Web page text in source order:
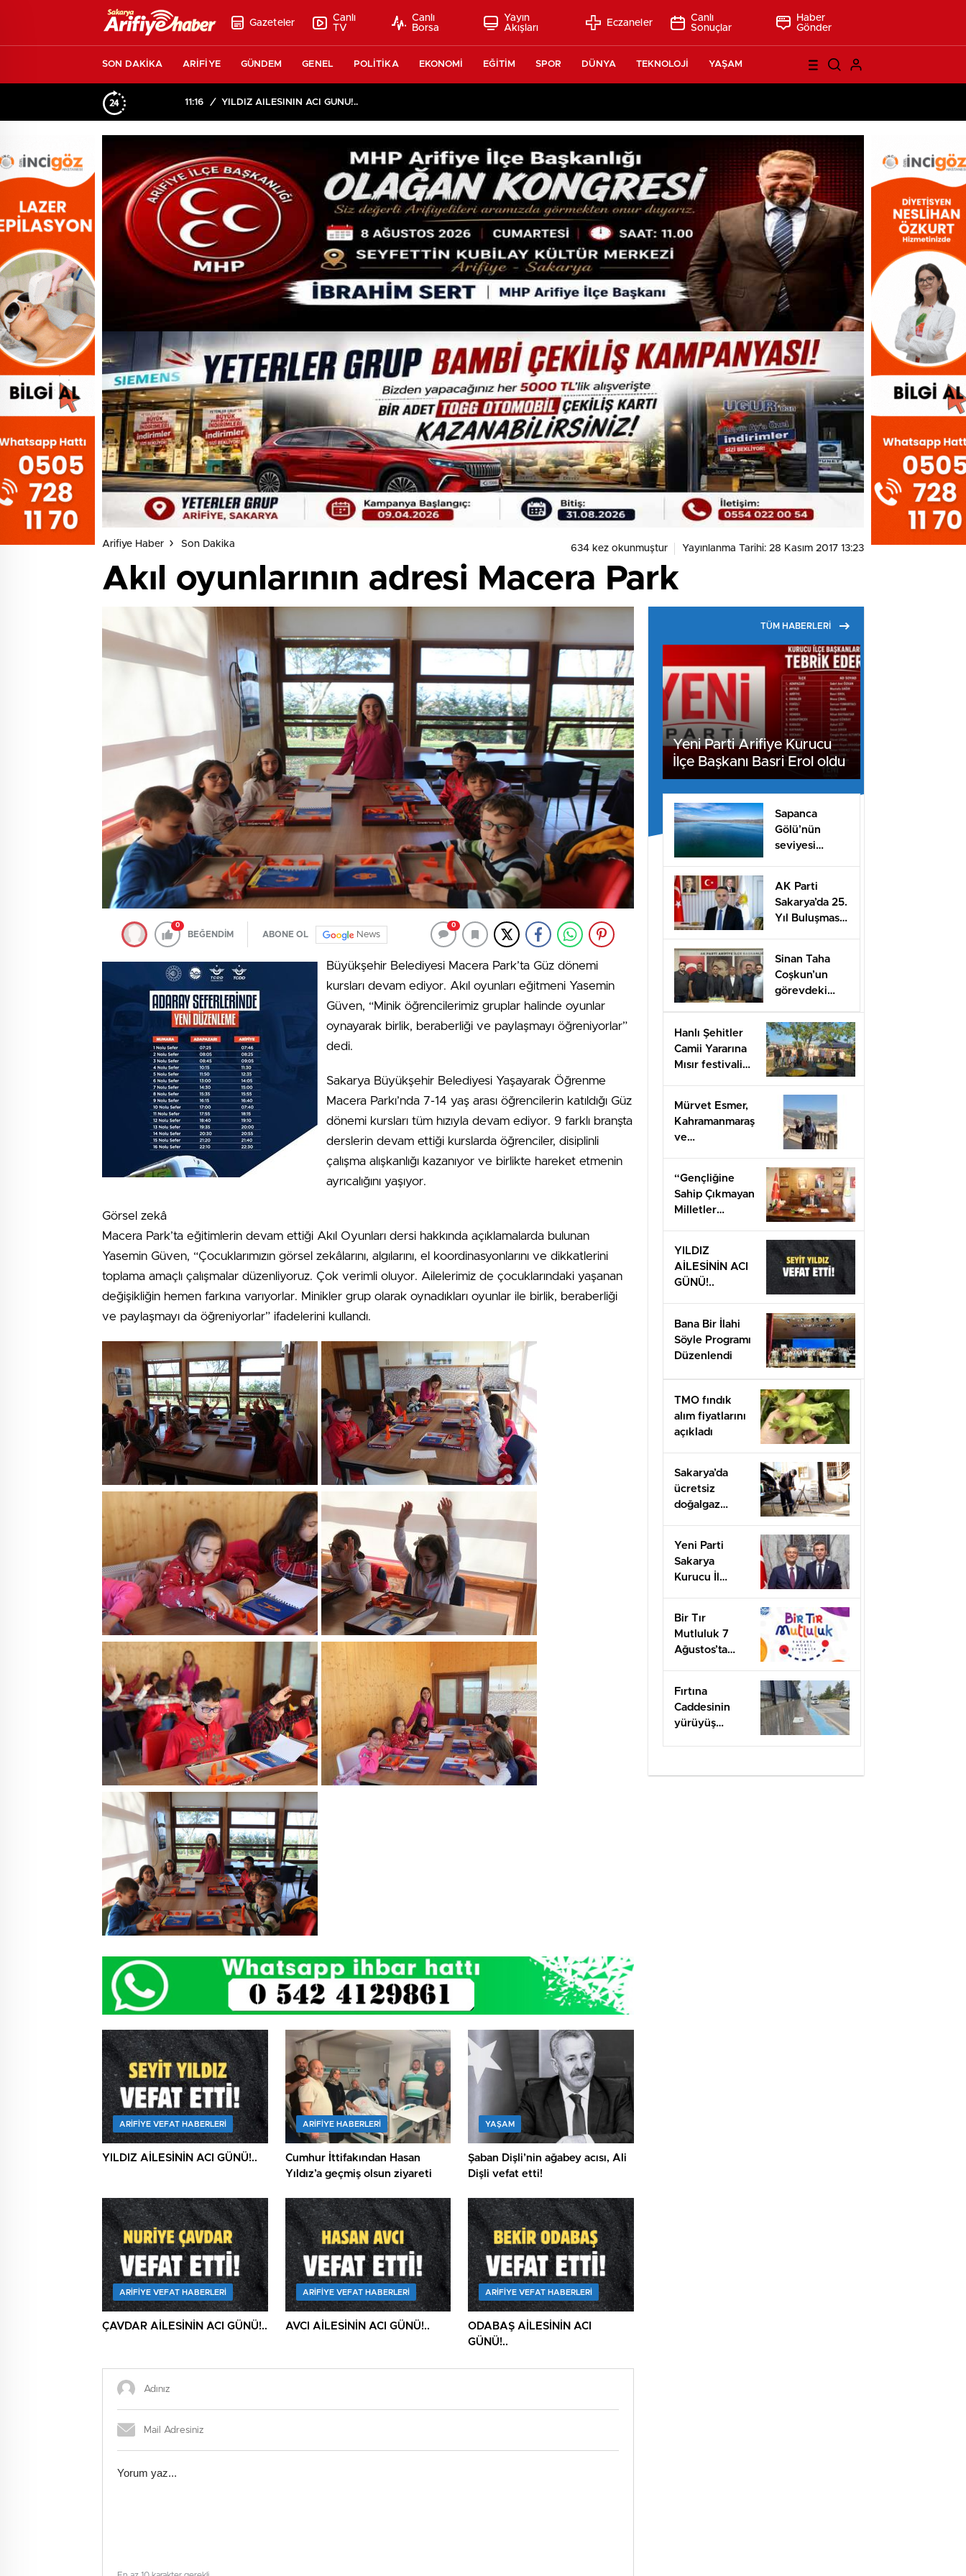
Gazeteler
Canlı
TV
Canlı
Borsa
Yayın
Akışları
Eczaneler
Canlı
Sonuçlar
Haber
Gönder
SON DAKİKA ARİFİYE GÜNDEM GENEL POLİTİKA EKONOMİ EĞİTİM SPOR DÜNYA TEKNOLOJİ YAŞAM
11:16 / YILDIZ AİLESİNİN ACI GÜNÜ!..
Arifiye Haber Son Dakika 634 kez okunmuştur Yayınlanma Tarihi: 28 Kasım 2017 13:23
Akıl oyunlarının adresi Macera Park
0
BEĞENDİM ABONE OL News
0
Büyükşehir Belediyesi Macera Park’ta Güz dönemi
kursları devam ediyor. Akıl oyunları eğitmeni Yasemin
Güven, “Minik öğrencilerimiz gruplar halinde oyunlar
oynayarak birlik, beraberliği ve paylaşmayı öğreniyorlar”
dedi.
Sakarya Büyükşehir Belediyesi Yaşayarak Öğrenme
Macera Parkı’nda 7-14 yaş arası öğrencilerin katıldığı Güz
dönemi kursları tüm hızıyla devam ediyor. 9 farklı branşta
derslerin devam ettiği kurslarda öğrenciler, disiplinli
çalışma alışkanlığı kazanıyor ve birlikte hareket etmenin
ayrıcalığını yaşıyor.
Görsel zekâ
Macera Park’ta eğitimlerin devam ettiği Akıl Oyunları dersi hakkında açıklamalarda bulunan
Yasemin Güven, “Çocuklarımızın görsel zekâlarını, algılarını, el koordinasyonlarını ve dikkatlerini
toplama amaçlı çalışmalar düzenliyoruz. Çok verimli oluyor. Ailelerimiz de çocuklarındaki yaşanan
değişikliğin hemen farkına varıyorlar. Minikler grup olarak oynadıkları oyunlar ile birlik, beraberliği
ve paylaşmayı da öğreniyorlar” ifadelerini kullandı.
ARIFIYE VEFAT HABERLERI
YILDIZ AİLESİNİN ACI GÜNÜ!..
ARIFIYE HABERLERI
Cumhur İttifakından Hasan
Yıldız’a geçmiş olsun ziyareti
YAŞAM
Şaban Dişli’nin ağabey acısı, Ali
Dişli vefat etti!
ARIFIYE VEFAT HABERLERI
ÇAVDAR AİLESİNİN ACI GÜNÜ!..
ARIFIYE VEFAT HABERLERI
AVCI AİLESİNİN ACI GÜNÜ!..
ARIFIYE VEFAT HABERLERI
ODABAŞ AİLESİNİN ACI
GÜNÜ!..
TÜM HABERLERİ
Yeni Parti Arifiye Kurucu
İlçe Başkanı Basri Erol oldu
Sapanca
Gölü’nün
seviyesi
üzerinde
AK Parti
Sakarya’da 25.
Yıl Buluşması
Sinan Taha
Coşkun’un
görevdeki
kutlandı.
Hanlı Şehitler
Camii Yararına
Mısır festivali
Mürvet Esmer,
Kahramanmaraş
ve
mesaj
gönderdi.
“Gençliğine
Sahip Çıkmayan
Milletler
YILDIZ
AİLESİNİN ACI
GÜNÜ!..
Bana Bir İlahi
Söyle Programı
Düzenlendi
TMO fındık
alım fiyatlarını
açıkladı
Sakarya’da
ücretsiz
doğalgaz
başladı
Yeni Parti
Sakarya
Kurucu İl
Bir Tır
Mutluluk 7
Ağustos’ta
Fırtına
Caddesinin
yürüyüş